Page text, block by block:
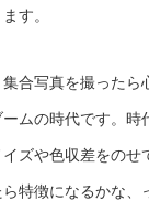
す。
合写真を撮ったら
ムの時代です。時
ズや色収差をのせ
特徴になるかな、